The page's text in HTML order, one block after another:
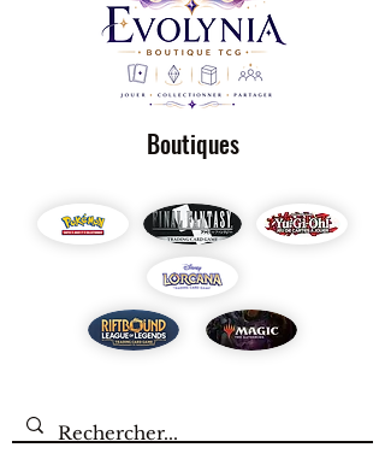
Boutiques